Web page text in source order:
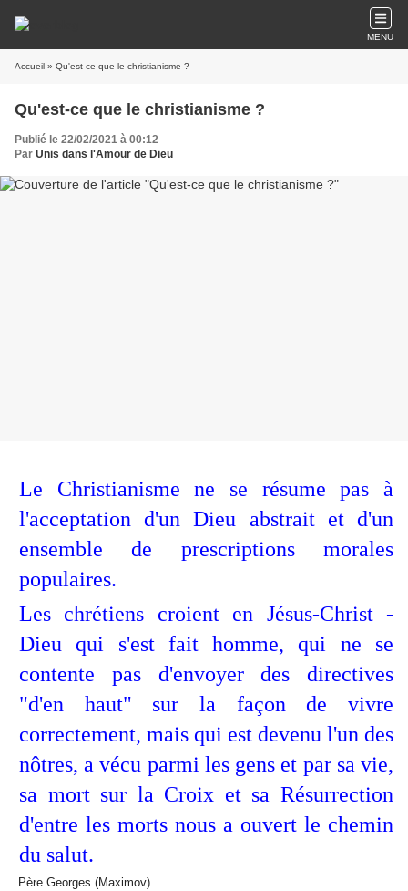
MENU
Accueil » Qu'est-ce que le christianisme ?
Qu'est-ce que le christianisme ?
Publié le 22/02/2021 à 00:12
Par Unis dans l'Amour de Dieu
Le Christianisme ne se résume pas à
l'acceptation d'un Dieu abstrait et d'un
ensemble de prescriptions morales
populaires.
Les chrétiens croient en Jésus-Christ -
Dieu qui s'est fait homme, qui ne se
contente pas d'envoyer des directives
"d'en haut" sur la façon de vivre
correctement, mais qui est devenu l'un des
nôtres, a vécu parmi les gens et par sa vie,
sa mort sur la Croix et sa Résurrection
d'entre les morts nous a ouvert le chemin
du salut.
Père Georges (Maximov)